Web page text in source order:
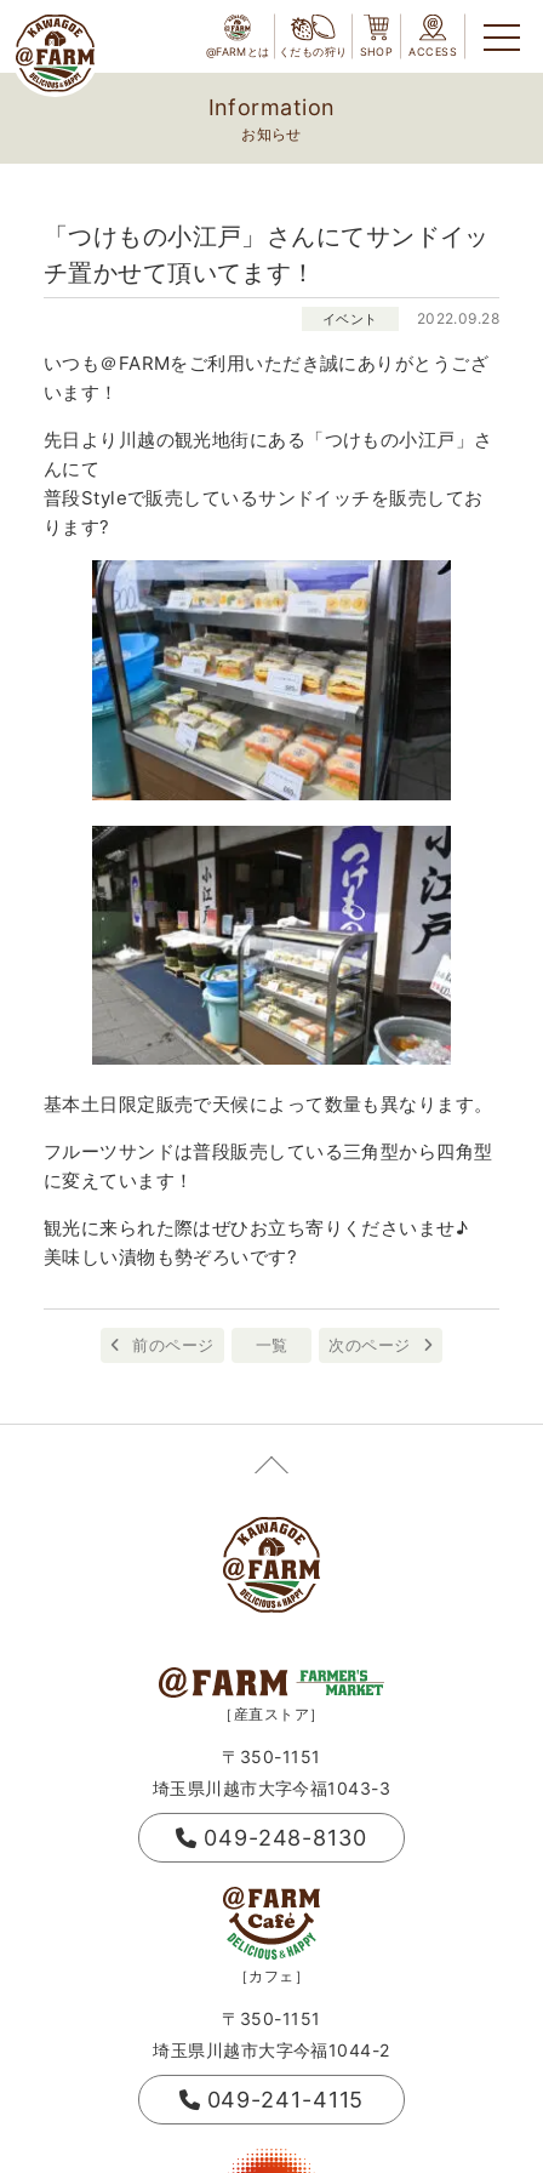
@FARMとは くだもの狩り SHOP ACCESS
Information
お知らせ
「つけもの小江戸」さんにてサンドイッ
チ置かせて頂いてます！
イベント 2022.09.28
いつも＠FARMをご利用いただき誠にありがとうござ
います！
先日より川越の観光地街にある「つけもの小江戸」さ
んにて
普段Styleで販売しているサンドイッチを販売してお
ります?
基本土日限定販売で天候によって数量も異なります。
フルーツサンドは普段販売している三角型から四角型
に変えています！
観光に来られた際はぜひお立ち寄りくださいませ♪
美味しい漬物も勢ぞろいです?
前のページ 一覧 次のページ
［産直ストア］
〒350-1151
埼玉県川越市大字今福1043-3
049-248-8130
［カフェ］
〒350-1151
埼玉県川越市大字今福1044-2
049-241-4115